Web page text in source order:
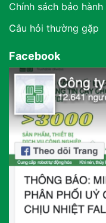
Chính sách bảo hành
Câu hỏi thường gặp
Facebook